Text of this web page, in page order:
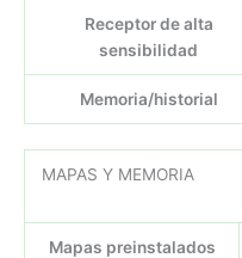
Receptor de alta
sensibilidad
Memoria/historial
MAPAS Y MEMORIA
Mapas preinstalados